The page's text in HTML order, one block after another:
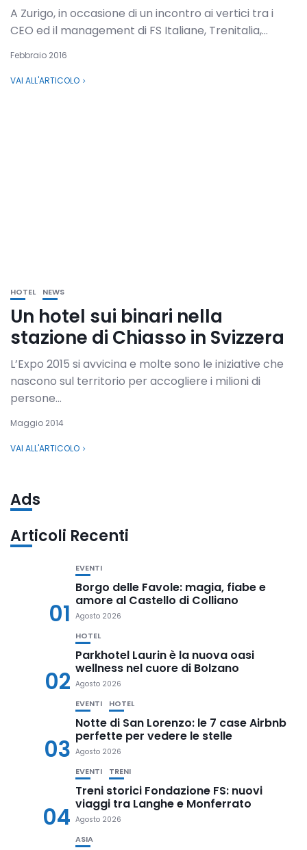
A Zurigo, in occasione di un incontro ai vertici tra i
CEO ed il management di FS Italiane, Trenitalia,...
Febbraio 2016
VAI ALL'ARTICOLO
HOTEL NEWS
Un hotel sui binari nella
stazione di Chiasso in Svizzera
L’Expo 2015 si avvicina e molte sono le iniziative che
nascono sul territorio per accogliere i milioni di
persone...
Maggio 2014
VAI ALL'ARTICOLO
Ads
Articoli Recenti
01
EVENTI
Borgo delle Favole: magia, fiabe e
amore al Castello di Colliano
Agosto 2026
02
HOTEL
Parkhotel Laurin è la nuova oasi
wellness nel cuore di Bolzano
Agosto 2026
03
EVENTI HOTEL
Notte di San Lorenzo: le 7 case Airbnb
perfette per vedere le stelle
Agosto 2026
04
EVENTI TRENI
Treni storici Fondazione FS: nuovi
viaggi tra Langhe e Monferrato
Agosto 2026
ASIA